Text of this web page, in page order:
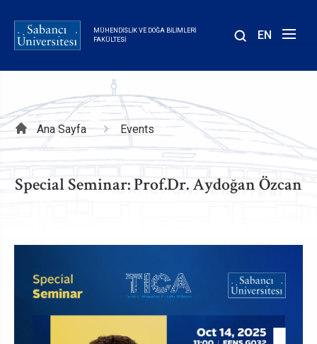
içeriğe
atla
MÜHENDISLIK VE DOĞA BILIMLERI
FAKÜLTESI
EN
Sayfa
yolu
Ana Sayfa Events
Special Seminar: Prof.Dr. Aydoğan Özcan